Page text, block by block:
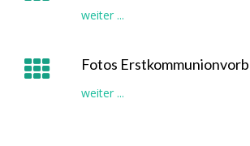
weiter ...
Fotos
weiter ...